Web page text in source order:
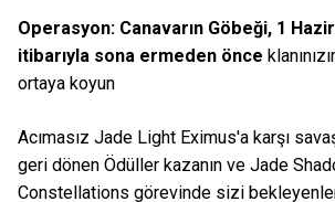
Operasyon: Canavarın Göbeği, 1
itibarıyla sona ermeden önce
ortaya koyun
Acımasız Jade Light Eximus'a karşı
geri dönen Ödüller kazanın ve Jade
Constellations görevinde sizi